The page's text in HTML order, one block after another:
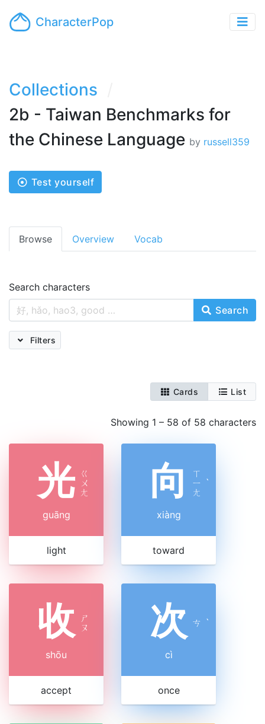
CharacterPop
Collections
2b - Taiwan Benchmarks for
the Chinese Language by russell359
Test yourself
Browse Overview Vocab
Search characters
Search
Filters
Cards List
Showing 1 – 58 of 58 characters
光 ㄍ
ㄨ
ㄤ
guāng
light
向
ㄒ
ㄧ
ㄤ
ˋ
xiàng
toward
收
ㄕ
ㄡ
shōu
accept
次 ㄘ ˋ
cì
once